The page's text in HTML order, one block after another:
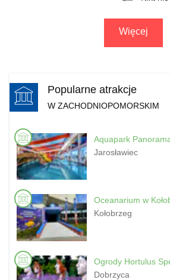
Więcej
Popularne atrakcje
W ZACHODNIOPOMORSKIM
Aquapark
Jarosławiec
Oceanarium w
Kołobrzeg
Ogrody Hortulus
Dobrzyca